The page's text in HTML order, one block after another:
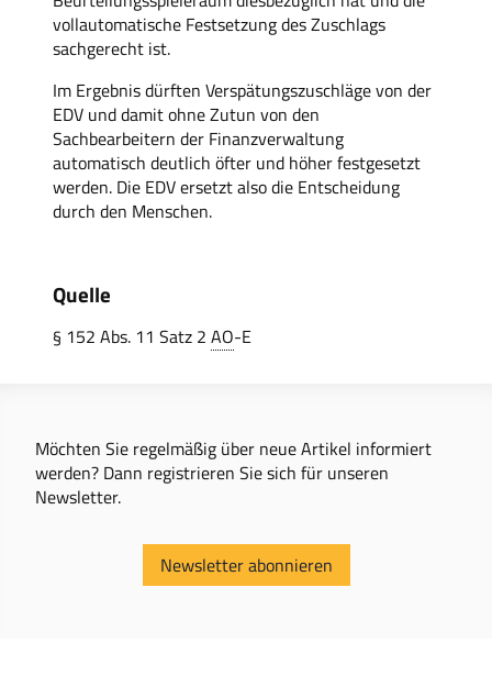
vollautomatische Festsetzung des Zuschlags
sachgerecht ist.
Im Ergebnis dürften Verspätungszuschläge von der
EDV und damit ohne Zutun von den
Sachbearbeitern der Finanzverwaltung
automatisch deutlich öfter und höher festgesetzt
werden. Die EDV ersetzt also die Entscheidung
durch den Menschen.
Quelle
§ 152 Abs. 11 Satz 2 AO-E
Möchten Sie regelmäßig über neue Artikel informiert
werden? Dann registrieren Sie sich für unseren
Newsletter.
Newsletter abonnieren